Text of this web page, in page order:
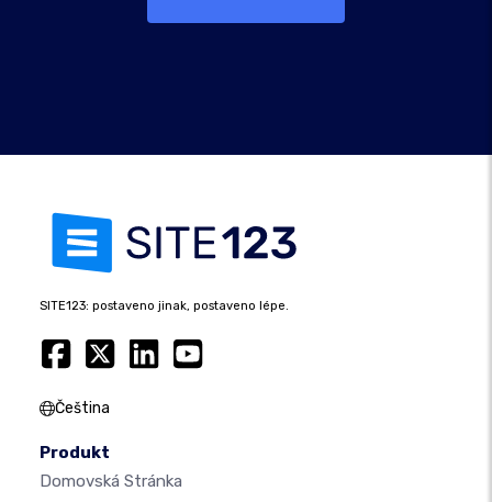
SITE123: postaveno jinak, postaveno lépe.
Čeština
Produkt
Domovská Stránka